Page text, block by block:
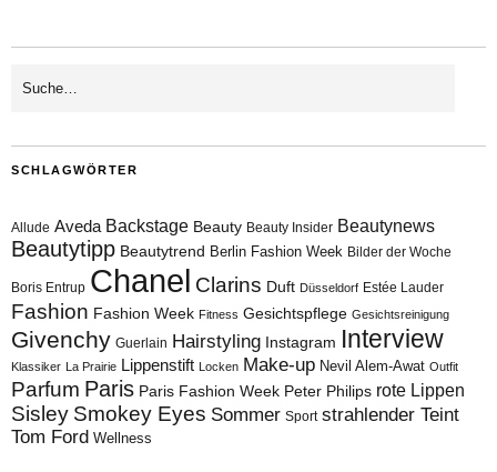
SCHLAGWÖRTER
Allude Aveda Backstage Beauty Beauty Insider Beautynews
Beautytipp Beautytrend Berlin Fashion Week Bilder der Woche
Boris Entrup Chanel Clarins Duft Düsseldorf Estée Lauder
Fashion Fashion Week Fitness Gesichtspflege Gesichtsreinigung
Givenchy Guerlain Hairstyling Instagram Interview
Klassiker La Prairie Lippenstift Locken Make-up Nevil Alem-Awat Outfit
Parfum Paris Paris Fashion Week Peter Philips rote Lippen
Sisley Smokey Eyes Sommer Sport strahlender Teint
Tom Ford Wellness